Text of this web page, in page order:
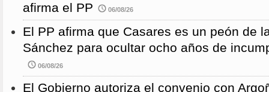
afirma el PP
06/08/26
El PP afirma que Casares es un peón de
Sánchez para ocultar ocho años de
06/08/26
El Gobierno autoriza el convenio con